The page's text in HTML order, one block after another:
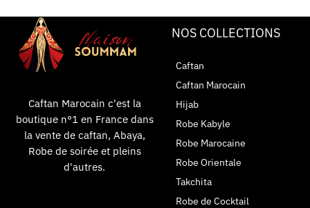
Caftan Marocain c'est la
boutique n°1 en France dans
la vente de caftan, Abaya,
Robe de soirée et pleins
d'autres.
NOS COLLECTIONS
Caftan
Caftan Marocain
Hijab
Robe Kabyle
Robe Marocaine
Robe Orientale
Takchita
Robe de Cocktail